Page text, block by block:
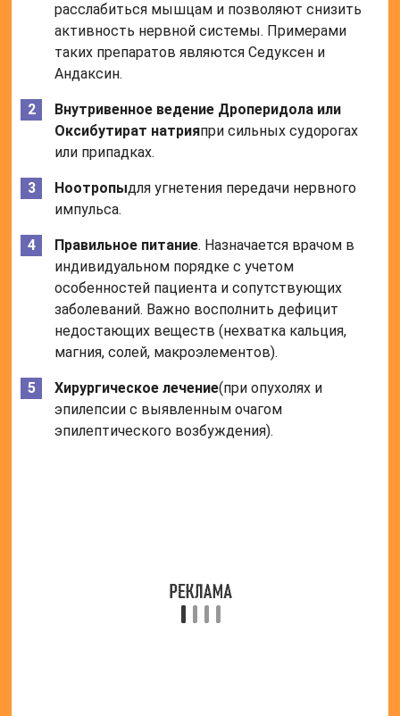
расслабиться мышцам и позволяют снизить
активность нервной системы. Примерами
таких препаратов являются Седуксен и
Андаксин.
Внутривенное ведение Дроперидола или
Оксибутират натрияпри сильных судорогах
или припадках.
Ноотропыдля угнетения передачи нервного
импульса.
Правильное питание. Назначается врачом в
индивидуальном порядке с учетом
особенностей пациента и сопутствующих
заболеваний. Важно восполнить дефицит
недостающих веществ (нехватка кальция,
магния, солей, макроэлементов).
Хирургическое лечение(при опухолях и
эпилепсии с выявленным очагом
эпилептического возбуждения).